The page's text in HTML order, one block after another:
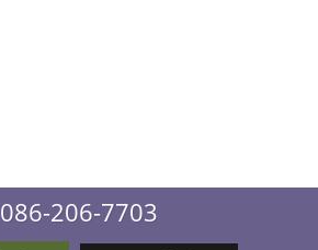
086-206-7703